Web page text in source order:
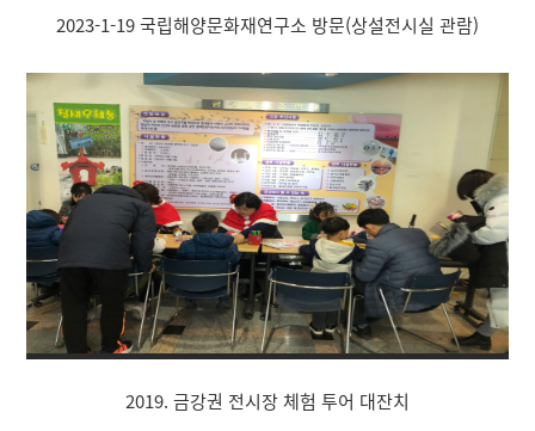
2023-1-19 국립해양문화재연구소 방문(상설전시실 관람)
2019. 금강권 전시장 체험 투어 대잔치